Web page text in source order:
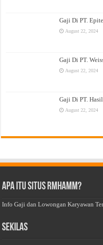
Gaji Di PT.
August 22, 2024
Gaji Di PT.
August 22, 2024
Gaji Di PT.
August 22, 2024
Apa Itu Situs Rmhamm?
Info Gaji dan Lowongan Karyawan
Sekilas